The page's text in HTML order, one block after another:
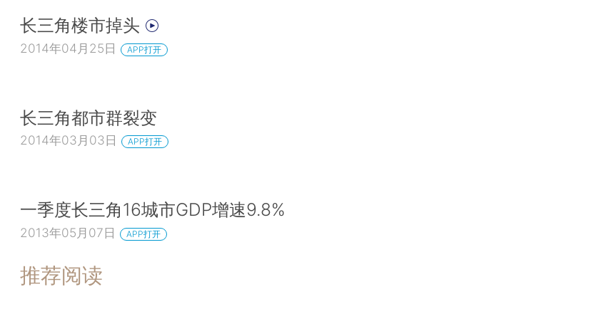
长三角楼市掉头
2014年04月25日 APP打开
长三角都市群裂变
2014年03月03日 APP打开
一季度长三角16城市GDP增速9.8%
2013年05月07日 APP打开
推荐阅读